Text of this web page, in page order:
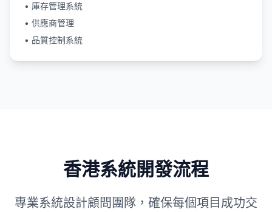
• 庫存管理系統
• 供應商管理
• 品質控制系統
香港系統開發流程
專業系統設計顧問團隊，確保每個項目成功交